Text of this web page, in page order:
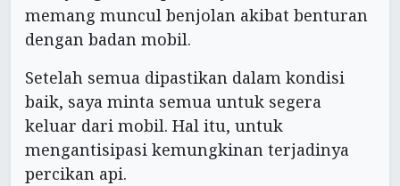
memang muncul benjolan akibat benturan
dengan badan mobil.
Setelah semua dipastikan dalam kondisi
baik, saya minta semua untuk segera
keluar dari mobil. Hal itu, untuk
mengantisipasi kemungkinan terjadinya
percikan api.